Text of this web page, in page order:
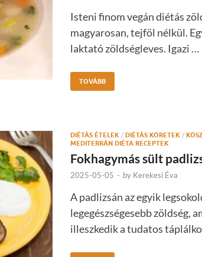
Isteni finom vegán diétás
magyarosan, tejföl nélkül.
laktató zöldségleves. Igazi …
TOVÁBB
DIÉTÁS ÉTELEK / DIÉTÁS KÖRETEK /
MEDITERRÁN DIÉTA RECEPTEK
Fokhagymás sült
2025-05-05 - by Kerekesi Éva
A padlizsán az egyik
legegészségesebb zöldség,
illeszkedik a tudatos